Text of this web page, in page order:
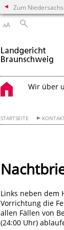
Zum
AA
Wir über
STARTSEITE
Links neben dem
Vorrichtung die
allen Fällen von
(24:00 Uhr)